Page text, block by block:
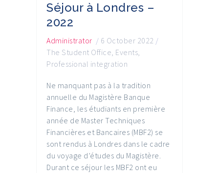
Séjour à Londres –
2022
Administrator / 6 October 2022 /
The Student Office, Events,
Professional integration
Ne manquant pas à la tradition
annuelle du Magistère Banque
Finance, les étudiants en première
année de Master Techniques
Financières et Bancaires (MBF2) se
sont rendus à Londres dans le cadre
du voyage d’études du Magistère.
Durant ce séjour les MBF2 ont eu